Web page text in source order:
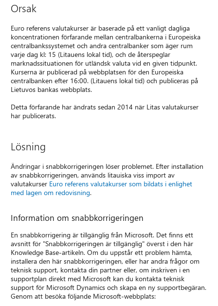
Orsak
Euro referens valutakurser är baserade på ett vanligt dagliga
koncentrationen förfarande mellan centralbankerna i Europeiska
centralbankssystemet och andra centralbanker som äger rum
varje dag kl: 15 (Litauens lokal tid), och de återspeglar
marknadssituationen för utländsk valuta vid en given tidpunkt.
Kurserna är publicerad på webbplatsen för den Europeiska
centralbanken efter 16:00. (Litauens lokal tid) och publiceras på
Lietuvos bankas webbplats.
Detta förfarande har ändrats sedan 2014 när Litas valutakurser
har publicerats.
Lösning
Ändringar i snabbkorrigeringen löser problemet. Efter installation
av snabbkorrigeringen, används litauiska viss import av
valutakurser Euro referens valutakurser som bildats i enlighet
med lagen om redovisning.
Information om snabbkorrigeringen
En snabbkorrigering är tillgänglig från Microsoft. Det finns ett
avsnitt för "Snabbkorrigeringen är tillgänglig" överst i den här
Knowledge Base-artikeln. Om du uppstår ett problem hämta,
installera den här snabbkorrigeringen, eller har andra frågor om
teknisk support, kontakta din partner eller, om inskriven i en
supportplan direkt med Microsoft kan du kontakta teknisk
support för Microsoft Dynamics och skapa en ny supportbegäran.
Genom att besöka följande Microsoft-webbplats: